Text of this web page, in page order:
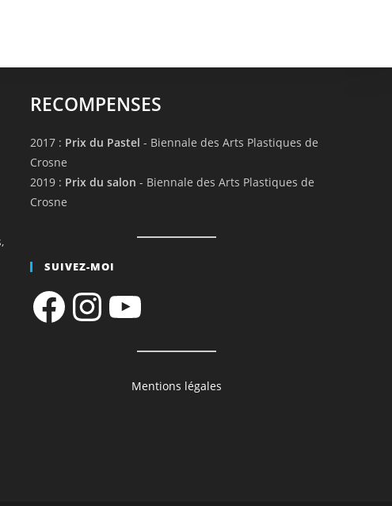
RECOMPENSES
2017 : Prix du Pastel - Biennale des Arts Plastiques de
Crosne
2019 : Prix du salon - Biennale des Arts Plastiques de
Crosne
SUIVEZ-MOI
FacebookInstagramYouTube
Mentions légales